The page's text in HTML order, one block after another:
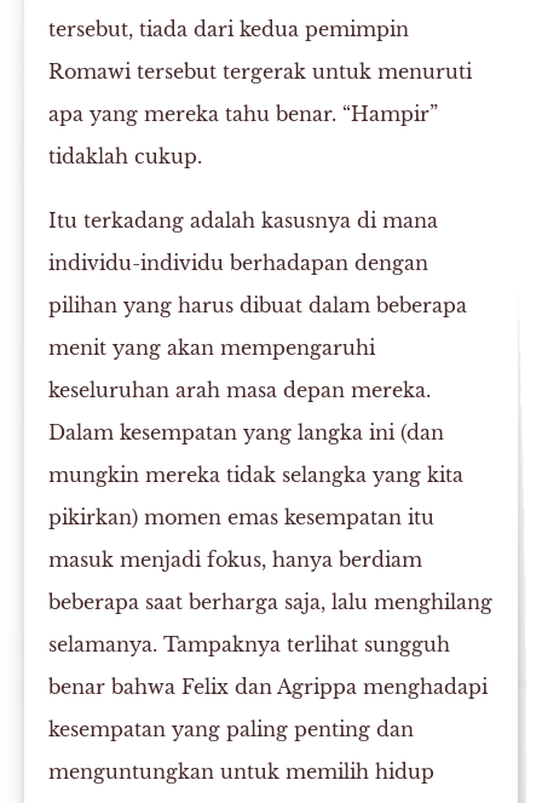
tersebut, tiada dari kedua pemimpin
Romawi tersebut tergerak untuk menuruti
apa yang mereka tahu benar. “Hampir”
tidaklah cukup.
Itu terkadang adalah kasusnya di mana
individu-individu berhadapan dengan
pilihan yang harus dibuat dalam beberapa
menit yang akan mempengaruhi
keseluruhan arah masa depan mereka.
Dalam kesempatan yang langka ini (dan
mungkin mereka tidak selangka yang kita
pikirkan) momen emas kesempatan itu
masuk menjadi fokus, hanya berdiam
beberapa saat berharga saja, lalu menghilang
selamanya. Tampaknya terlihat sungguh
benar bahwa Felix dan Agrippa menghadapi
kesempatan yang paling penting dan
menguntungkan untuk memilih hidup